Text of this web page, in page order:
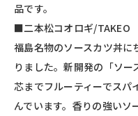
品です。
■二本松コオロギ/TAKEO
福島名物のソースカツ丼に
りました。新開発の「ソ
芯までフルーティーでスパ
んでいます。香りの強いソ